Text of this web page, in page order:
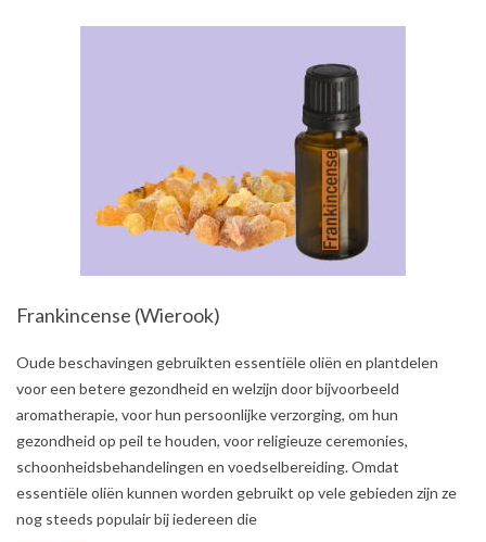
Frankincense (Wierook)
2021-
Oude beschavingen gebruikten essentiële oliën en plantdelen
voor een betere gezondheid en welzijn door bijvoorbeeld
aromatherapie, voor hun persoonlijke verzorging, om hun
gezondheid op peil te houden, voor religieuze ceremonies,
schoonheidsbehandelingen en voedselbereiding. Omdat
essentiële oliën kunnen worden gebruikt op vele gebieden zijn ze
nog steeds populair bij iedereen die